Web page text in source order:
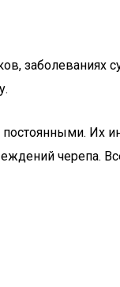
заболеваниях
Их
черепа.